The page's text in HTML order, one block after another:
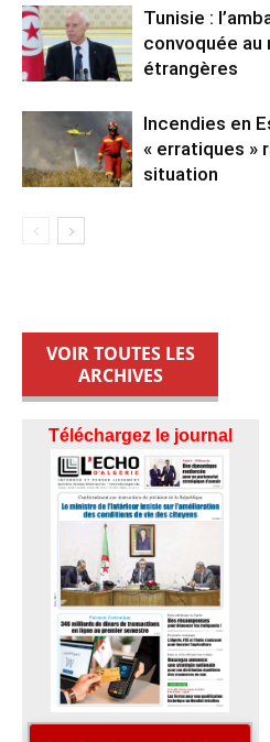
Tunisie :
convoquée
étrangères
Incendies en
« erratiques »
situation
VOIR TOUTES LES
ARCHIVES